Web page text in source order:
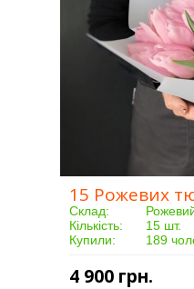
15 Рожевих
Склад:
Кількість:
15 шт.
Купили:
189
4 900 грн.